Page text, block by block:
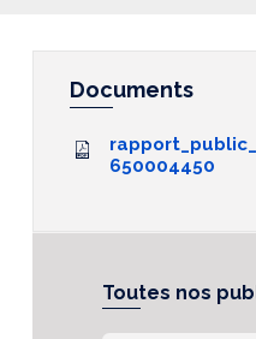
Documents
650004450
Toutes nos